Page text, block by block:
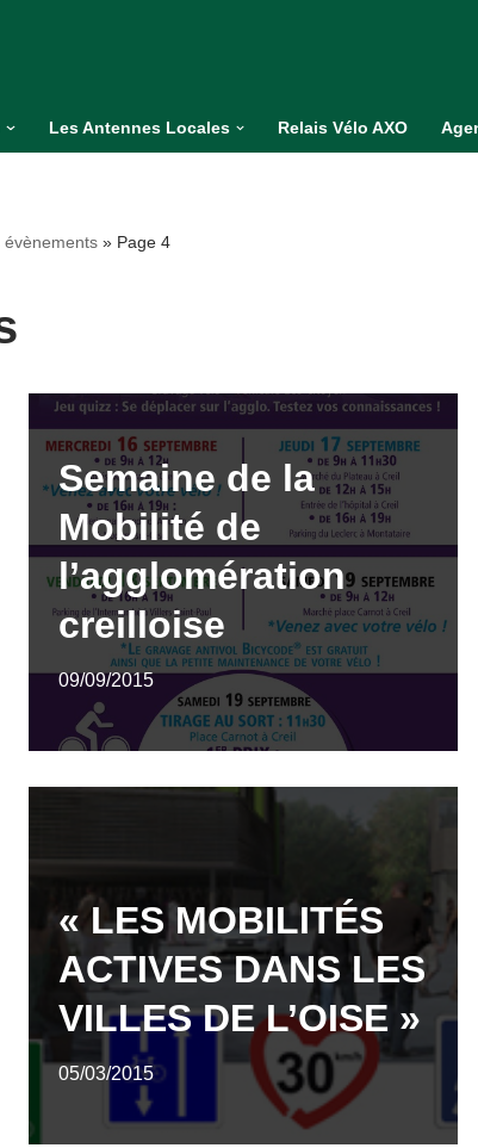
Les Antennes Locales Relais Vélo AXO
évènements » Page 4
Semaine de la
Mobilité de
l’agglomération
creilloise
09/09/2015
« LES MOBILITÉS
ACTIVES DANS LES
VILLES DE L’OISE »
05/03/2015